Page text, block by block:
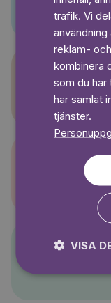
Sagasagor
Super-Charlie
trafik. Vi
reklam-
kombinera
som du har
har samlat
tjänster.
VISA